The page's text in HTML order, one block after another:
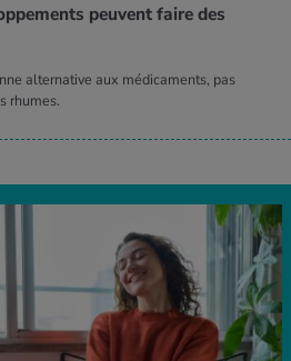
peuvent faire des
alternative aux médicaments, pas
rhumes.